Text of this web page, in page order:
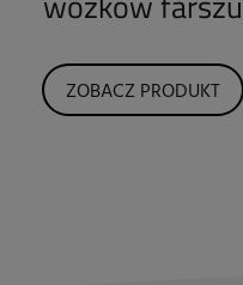
ZOBACZ PRODUKT